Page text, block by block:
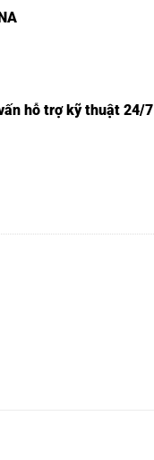
hỗ trợ kỹ thuật 24/7